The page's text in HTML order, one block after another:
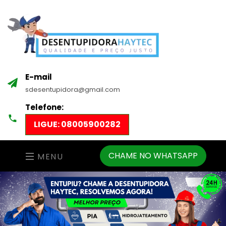
E-mail
sdesentupidora@gmail.com
Telefone:
LIGUE: 08005900282
MENU CHAME NO WHATSAPP